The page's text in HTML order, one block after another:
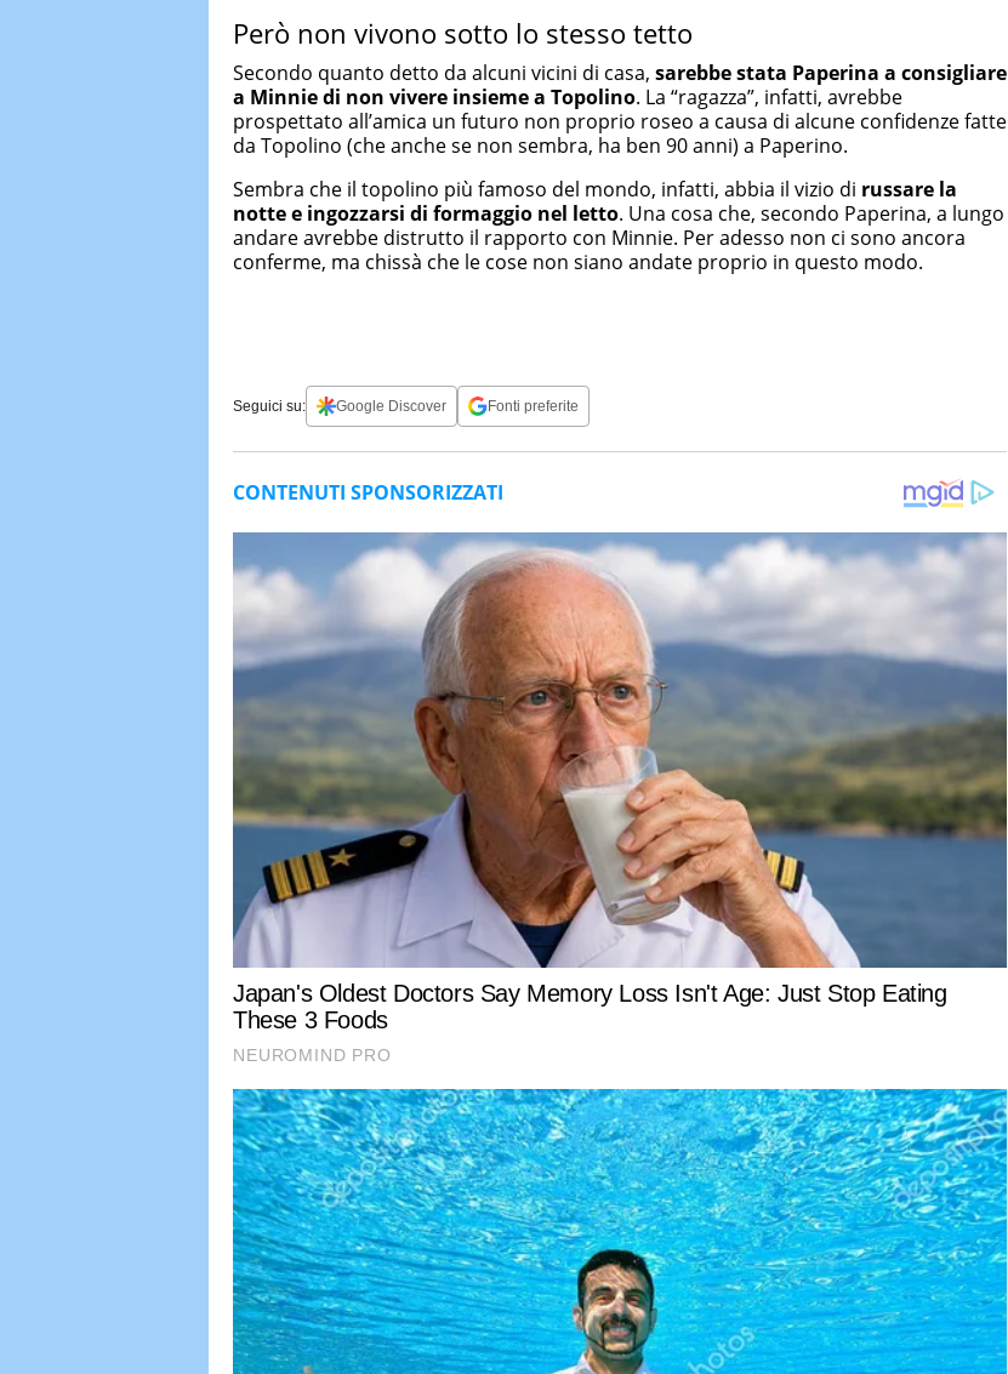
Però non vivono sotto lo stesso tetto
Secondo quanto detto da alcuni vicini di casa, sarebbe stata Paperina a consigliare
a Minnie di non vivere insieme a Topolino. La “ragazza”, infatti, avrebbe
prospettato all’amica un futuro non proprio roseo a causa di alcune confidenze fatte
da Topolino (che anche se non sembra, ha ben 90 anni) a Paperino.
Sembra che il topolino più famoso del mondo, infatti, abbia il vizio di russare la
notte e ingozzarsi di formaggio nel letto. Una cosa che, secondo Paperina, a lungo
andare avrebbe distrutto il rapporto con Minnie. Per adesso non ci sono ancora
conferme, ma chissà che le cose non siano andate proprio in questo modo.
Seguici su: Google Discover Fonti preferite